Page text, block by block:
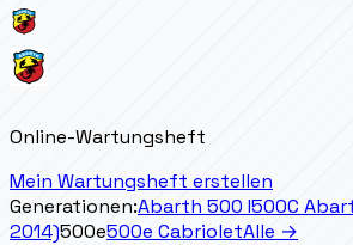
Online-Wartungsheft
Mein Wartungsheft erstellen
Generationen:Abarth 500 I500C
2014)500e500e CabrioletAlle →